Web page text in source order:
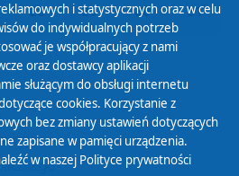
28 29 30 31
i statystycznych oraz w celu
do indywidualnych potrzeb
je współpracujący z nami
oraz dostawcy aplikacji
służącym do obsługi internetu
cookies. Korzystanie z
bez zmiany ustawień dotyczących
zapisane w pamięci urządzenia.
w naszej Polityce prywatności